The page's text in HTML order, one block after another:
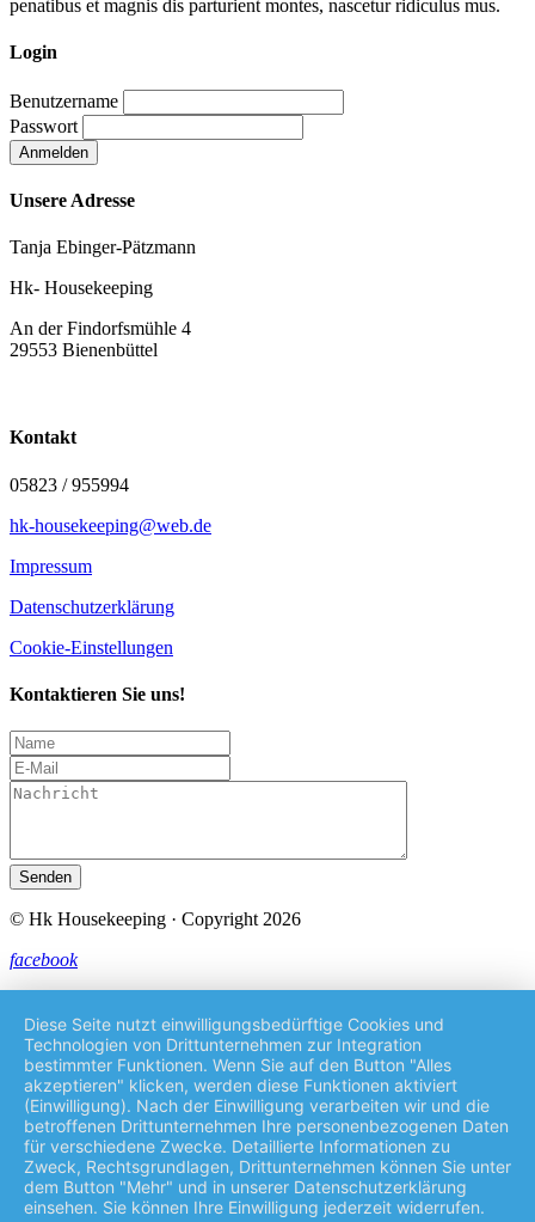
penatibus et magnis dis parturient montes, nascetur ridiculus mus.
Login
Benutzername
Passwort
Anmelden
Unsere Adresse
Tanja Ebinger-Pätzmann
Hk- Housekeeping
An der Findorfsmühle 4
29553 Bienenbüttel
Kontakt
05823 / 955994
hk-housekeeping@web.de
Impressum
Datenschutzerklärung
Cookie-Einstellungen
Kontaktieren Sie uns!
Senden
© Hk Housekeeping · Copyright 2026
facebook
Diese Seite nutzt einwilligungsbedürftige Cookies und
Technologien von Drittunternehmen zur Integration
bestimmter Funktionen. Wenn Sie auf den Button "Alles
akzeptieren" klicken, werden diese Funktionen aktiviert
(Einwilligung). Nach der Einwilligung verarbeiten wir und die
betroffenen Drittunternehmen Ihre personenbezogenen Daten
für verschiedene Zwecke. Detaillierte Informationen zu
Zweck, Rechtsgrundlagen, Drittunternehmen können Sie unter
dem Button "Mehr" und in unserer Datenschutzerklärung
einsehen. Sie können Ihre Einwilligung jederzeit widerrufen.